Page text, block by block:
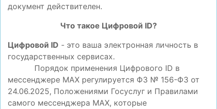
документ действителен.
Что такое Цифровой ID?
Цифровой ID - это ваша электронная личность в
государственных сервисах.
Порядок применения Цифрового ID в
мессенджере МАХ регулируется ФЗ № 156-ФЗ от
24.06.2025, Положениями Госуслуг и Правилами
самого мессенджера MAX, которые